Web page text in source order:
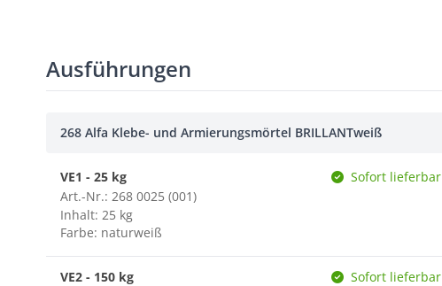
Ausführungen
268 Alfa Klebe- und Armierungsmörtel BRILLANTweiß
VE1 - 25 kg
Art.-Nr.: 268 0025 (001)
Inhalt: 25 kg
Farbe: naturweiß
Sofort lieferbar
VE2 - 150 kg
Sofort lieferbar